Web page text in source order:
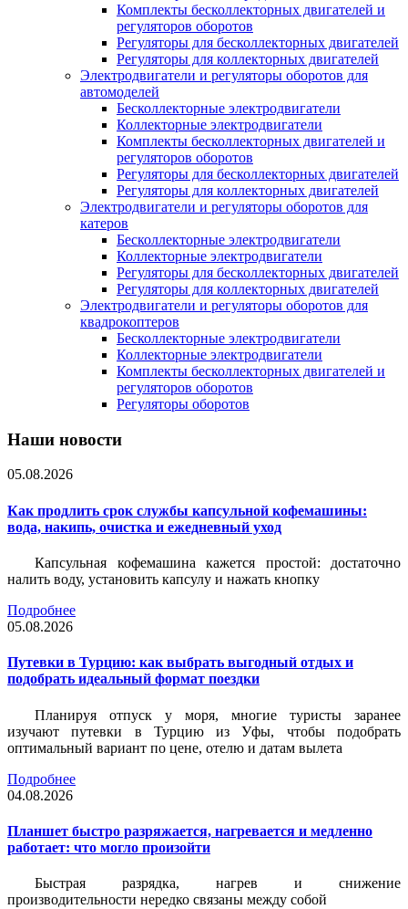
Комплекты бесколлекторных двигателей и
регуляторов оборотов
Регуляторы для бесколлекторных двигателей
Регуляторы для коллекторных двигателей
Электродвигатели и регуляторы оборотов для
автомоделей
Бесколлекторные электродвигатели
Коллекторные электродвигатели
Комплекты бесколлекторных двигателей и
регуляторов оборотов
Регуляторы для бесколлекторных двигателей
Регуляторы для коллекторных двигателей
Электродвигатели и регуляторы оборотов для
катеров
Бесколлекторные электродвигатели
Коллекторные электродвигатели
Регуляторы для бесколлекторных двигателей
Регуляторы для коллекторных двигателей
Электродвигатели и регуляторы оборотов для
квадрокоптеров
Бесколлекторные электродвигатели
Коллекторные электродвигатели
Комплекты бесколлекторных двигателей и
регуляторов оборотов
Регуляторы оборотов
Наши новости
05.08.2026
Как продлить срок службы капсульной кофемашины:
вода, накипь, очистка и ежедневный уход
Капсульная кофемашина кажется простой: достаточно
налить воду, установить капсулу и нажать кнопку
Подробнее
05.08.2026
Путевки в Турцию: как выбрать выгодный отдых и
подобрать идеальный формат поездки
Планируя отпуск у моря, многие туристы заранее
изучают путевки в Турцию из Уфы, чтобы подобрать
оптимальный вариант по цене, отелю и датам вылета
Подробнее
04.08.2026
Планшет быстро разряжается, нагревается и медленно
работает: что могло произойти
Быстрая разрядка, нагрев и снижение
производительности нередко связаны между собой